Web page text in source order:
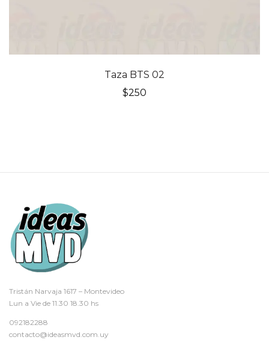
Taza BTS 02
$250
Tristán Narvaja 1617 – Montevideo
Lun a Vie de 11.30 18.30 hs
092182288
contacto@ideasmvd.com.uy